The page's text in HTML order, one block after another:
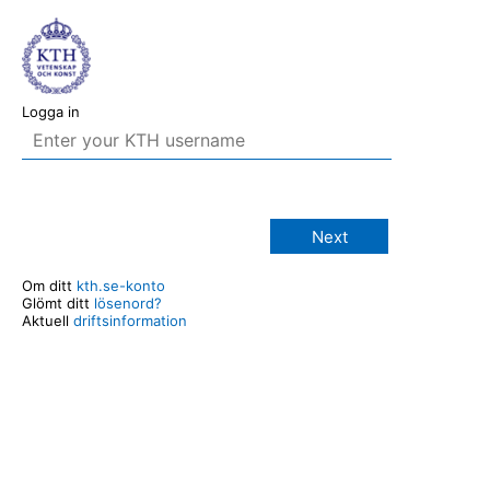
Logga in
Next
Om ditt kth.se-konto
Glömt ditt lösenord?
Aktuell driftsinformation